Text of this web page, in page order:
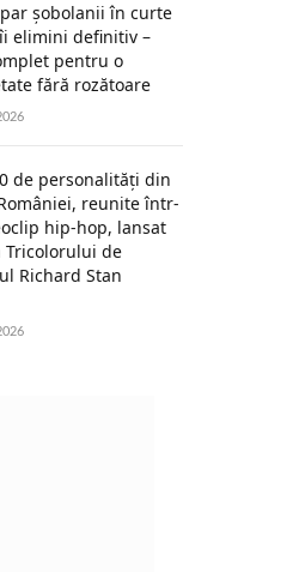
șobolanii în curte
elimini definitiv –
pentru o
fără rozătoare
de personalități din
reunite într-
hip-hop, lansat
Tricolorului de
Richard Stan